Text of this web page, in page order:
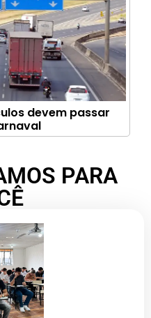
devem passar
PARA